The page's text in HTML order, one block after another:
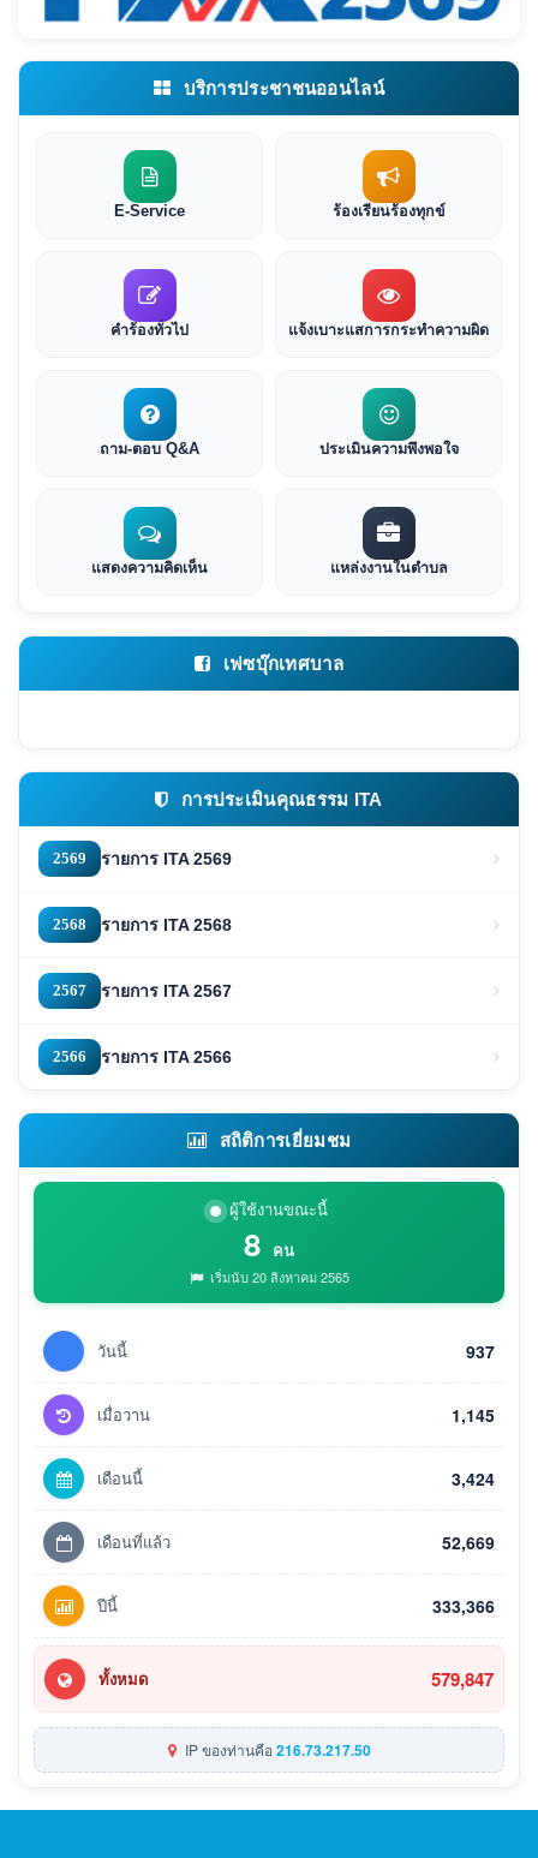
บริการประชาชนออนไลน์
E-Service ร้องเรียนร้องทุกข์
คำร้องทั่วไป แจ้งเบาะแสการกระทำความผิด
ถาม-ตอบ Q&A ประเมินความพึงพอใจ
แสดงความคิดเห็น แหล่งงานในตำบล
เฟซบุ๊กเทศบาล
การประเมินคุณธรรม ITA
2569 รายการ ITA 2569
2568 รายการ ITA 2568
2567 รายการ ITA 2567
2566 รายการ ITA 2566
สถิติการเยี่ยมชม
ผู้ใช้งานขณะนี้
8 คน
เริ่มนับ 20 สิงหาคม 2565
วันนี้ 937
เมื่อวาน 1,145
เดือนนี้ 3,424
เดือนที่แล้ว 52,669
ปีนี้ 333,366
ทั้งหมด 579,847
IP ของท่านคือ216.73.217.50